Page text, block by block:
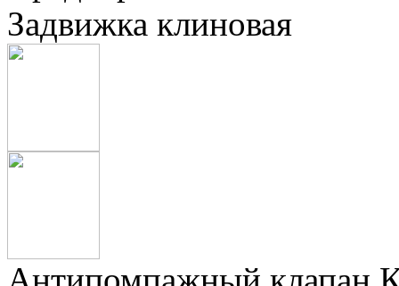
Задвижка клиновая